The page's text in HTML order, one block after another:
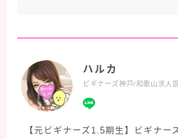
ハルカ
ビギナーズ神戸/和歌山求人
【元ビギナーズ1.5期生】ビギナー